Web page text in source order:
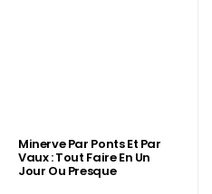
Minerve Par Ponts Et Par
Vaux : Tout Faire En Un
Jour Ou Presque